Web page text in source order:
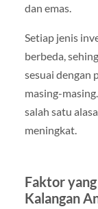
dan emas.
Setiap jenis
berbeda,
sesuai dengan
masing-
salah satu
meningkat.
Faktor
Kalangan